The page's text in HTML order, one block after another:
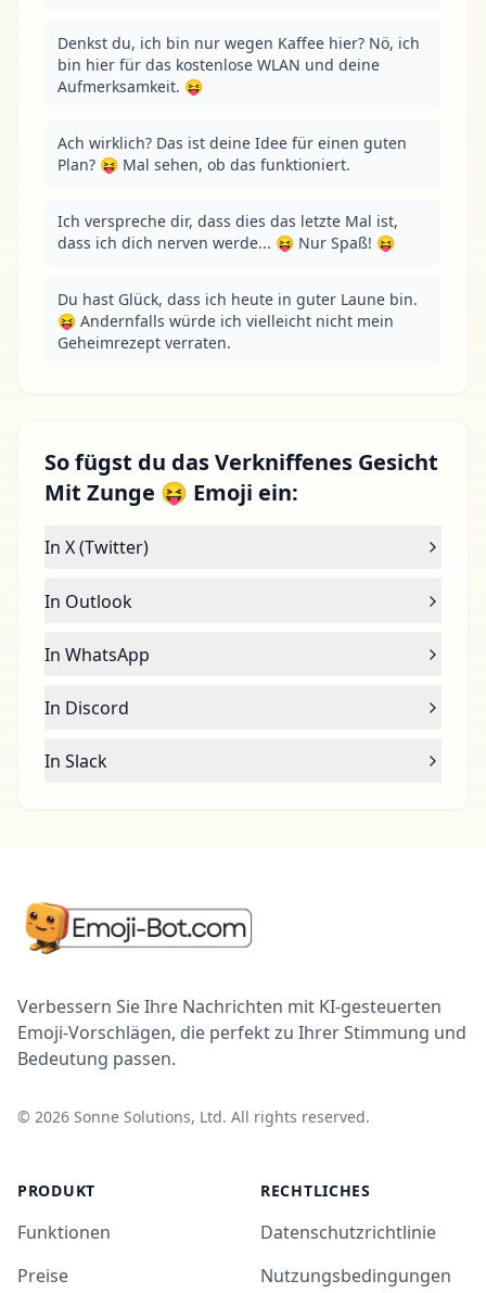
Denkst du, ich bin nur wegen Kaffee hier? Nö, ich
bin hier für das kostenlose WLAN und deine
Aufmerksamkeit. 😝
Ach wirklich? Das ist deine Idee für einen guten
Plan? 😝 Mal sehen, ob das funktioniert.
Ich verspreche dir, dass dies das letzte Mal ist,
dass ich dich nerven werde... 😝 Nur Spaß! 😝
Du hast Glück, dass ich heute in guter Laune bin.
😝 Andernfalls würde ich vielleicht nicht mein
Geheimrezept verraten.
So fügst du das Verkniffenes Gesicht
Mit Zunge 😝 Emoji ein:
In X (Twitter)
In Outlook
In WhatsApp
In Discord
In Slack
Verbessern Sie Ihre Nachrichten mit KI-gesteuerten
Emoji-Vorschlägen, die perfekt zu Ihrer Stimmung und
Bedeutung passen.
© 2026 Sonne Solutions, Ltd. All rights reserved.
PRODUKT
Funktionen
Preise
RECHTLICHES
Datenschutzrichtlinie
Nutzungsbedingungen